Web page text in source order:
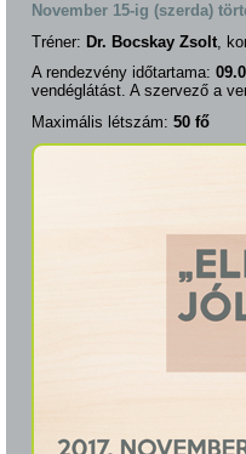
November 15-ig (szerda)
Tréner: Dr. Bocskay Zsolt ,
A rendezvény időtartama:
vendéglátást. A szervező a
Maximális létszám: 50 fő